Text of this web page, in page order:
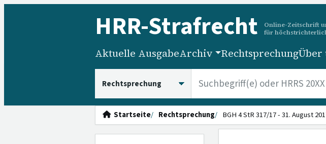
HRR-Strafrecht
Online-Zeitschrift
für
Aktuelle AusgabeArchiv RechtsprechungÜber
Startseite Rechtsprechung BGH 4 StR 317/17 - 31. August